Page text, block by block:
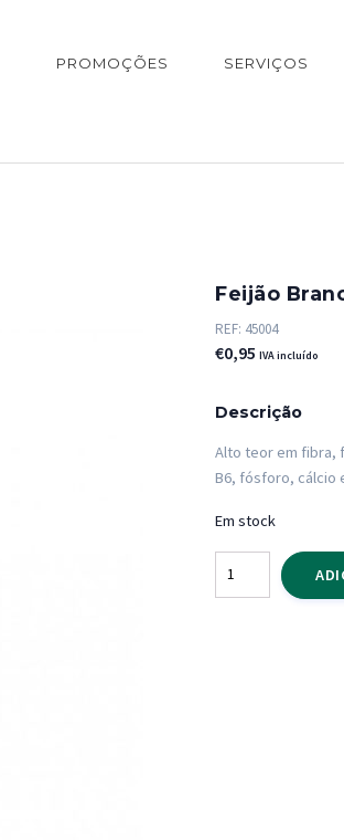
PROMOÇÕES SERVIÇOS
Feijão
REF: 45004
€0,95 IVA incluído
Descrição
Alto teor em fibra,
B6, fósforo, cálcio
Em stock
Quantidade
de